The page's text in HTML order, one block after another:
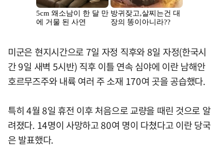
미군은 현지시간으로 7일 자정 직후와 8일 자정(한국시
간 9일 새벽 5시반) 직후 이틀 연속 심야에 이란 남해안
호르무즈주와 내륙 여러 주 소재 170여 곳을 공습했다.
특히 4월 8일 휴전 이후 처음으로 교량을 때린 것으로 알
려졌다. 14명이 사망하고 80여 명이 다쳤다고 이란 당국
은 발표했다.